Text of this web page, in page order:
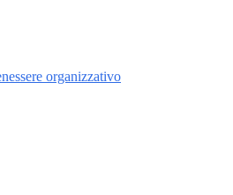
organizzativo